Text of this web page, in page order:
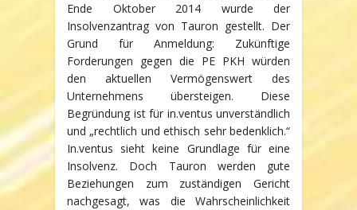
Ende Oktober 2014 wurde der
Insolvenzantrag von Tauron gestellt. Der
Grund für Anmeldung: Zukünftige
Forderungen gegen die PE PKH würden
den aktuellen Vermögenswert des
Unternehmens übersteigen. Diese
Begründung ist für in.ventus unverständlich
und „rechtlich und ethisch sehr bedenklich.“
In.ventus sieht keine Grundlage für eine
Insolvenz. Doch Tauron werden gute
Beziehungen zum zuständigen Gericht
nachgesagt, was die Wahrscheinlichkeit